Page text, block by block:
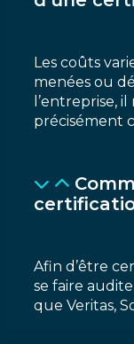
Les coûts
menées ou
l’entreprise,
précisément
Afin d’être
se faire
que Veritas,